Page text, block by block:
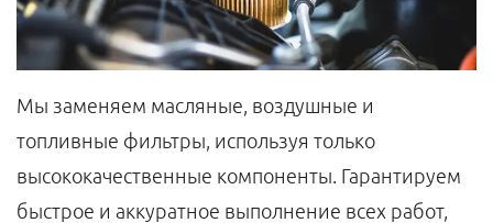
Мы заменяем масляные, воздушные и
топливные фильтры, используя только
высококачественные компоненты. Гарантируем
быстрое и аккуратное выполнение всех работ,